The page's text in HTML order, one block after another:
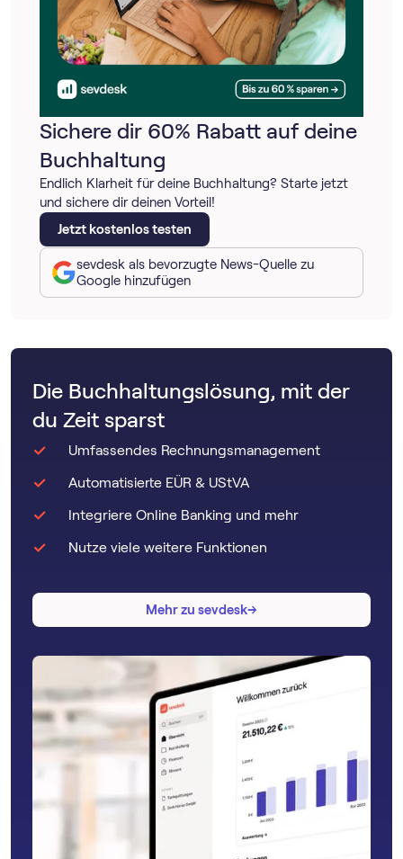
Sichere dir 60% Rabatt auf deine
Buchhaltung
Endlich Klarheit für deine Buchhaltung? Starte jetzt
und sichere dir deinen Vorteil!
Jetzt kostenlos testen
sevdesk als bevorzugte News-Quelle zu
Google hinzufügen
Die Buchhaltungslösung, mit der
du Zeit sparst
Umfassendes Rechnungsmanagement
Automatisierte EÜR & UStVA
Integriere Online Banking und mehr
Nutze viele weitere Funktionen
Mehr zu sevdesk→
→